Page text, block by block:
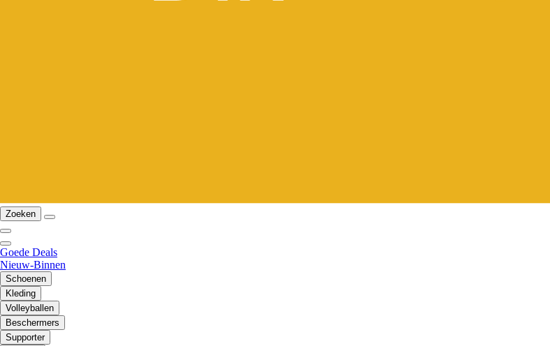
Zoeken
Goede Deals
Nieuw-Binnen
Schoenen
Kleding
Volleyballen
Beschermers
Supporter